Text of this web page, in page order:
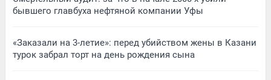
бывшего главбуха нефтяной компании Уфы
«Заказали на 3-летие»: перед убийством жены в Казани
турок забрал торт на день рождения сына